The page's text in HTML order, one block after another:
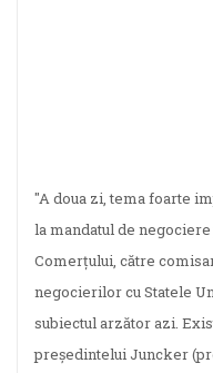
"A doua zi, tema foarte
la mandatul de
Comerţului, către
negocierilor cu Statele
subiectul arzător azi.
preşedintelui Juncker